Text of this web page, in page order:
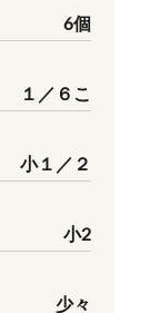
6個
１／６こ
⼩１／２
小2
少々